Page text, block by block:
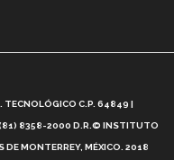
Tec? (video)
TECNOLÓGICO C.P. 64849 |
(81) 8358-2000 D.R.© INSTITUTO
DE MONTERREY, MÉXICO. 2018